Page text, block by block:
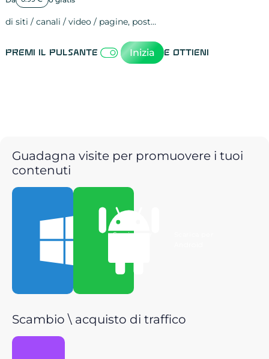
di siti / canali / video / pagine, post…
Premi il pulsante Inizia e ottieni
Guadagna visite per promuovere i tuoi
contenuti
Scarica per
Scambio \ acquisto di traffico